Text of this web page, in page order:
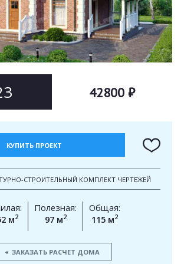
42800 ₽
КУПИТЬ ПРОЕКТ
СТРОИТЕЛЬНЫЙ КОМПЛЕКТ ЧЕРТЕЖЕЙ
м2
Полезная:
97 м2
Общая:
115 м2
ЗАКАЗАТЬ РАСЧЕТ ДОМА
персональных данных
ОТПРАВИТЬ
персональных данных
and the GooglePrivacy PolicyandTerms of Service